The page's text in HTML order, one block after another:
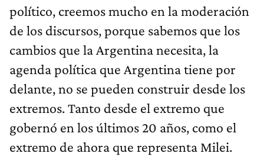
político, creemos mucho en la moderación
de los discursos, porque sabemos que los
cambios que la Argentina necesita, la
agenda política que Argentina tiene por
delante, no se pueden construir desde los
extremos. Tanto desde el extremo que
gobernó en los últimos 20 años, como el
extremo de ahora que representa Milei.